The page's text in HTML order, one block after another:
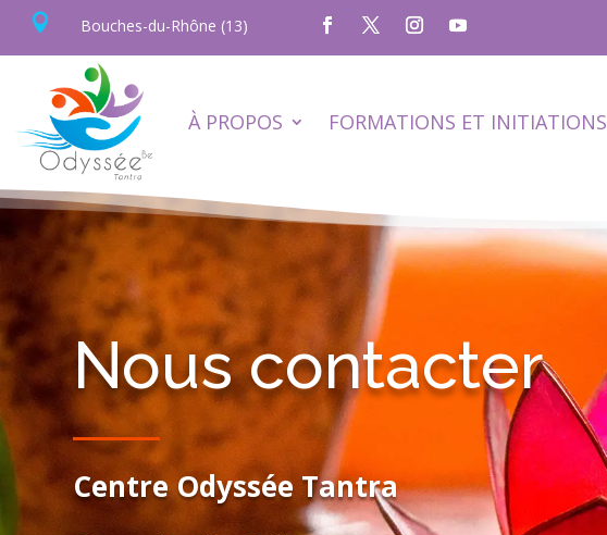
 Bouches-du-Rhône (13)
À PROPOS FORMATIONS ET INITIATIONS
Nous contacter
Centre Odyssée Tantra